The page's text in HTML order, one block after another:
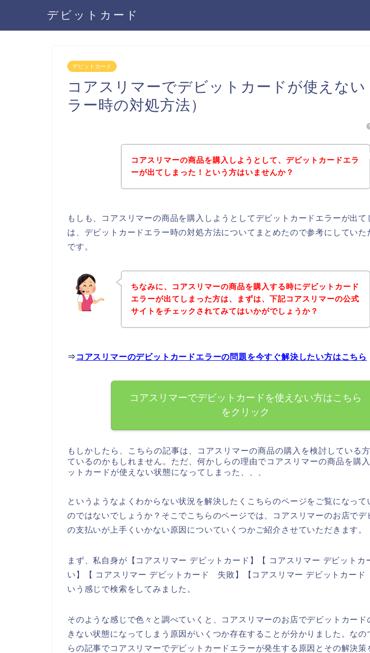
デビットカード
デビットカード
コアスリマーでデビットカードが使えない
ラー時の対処方法）
コアスリマーの商品を購入しようとして、デビットカードエラ
ーが出てしまった！という方はいませんか？
もしも、コアスリマーの商品を購入しようとしてデビットカードエラーが出て
は、デビットカードエラー時の対処方法についてまとめたので参考にしていた
です。
ちなみに、コアスリマーの商品を購入する時にデビットカード
エラーが出てしまった方は、まずは、下記コアスリマーの公式
サイトをチェックされてみてはいかがでしょうか？
⇒ コアスリマーのデビットカードエラーの問題を今すぐ解決したい方はこちら
コアスリマーでデビットカードを使えない方はこちら
をクリック
もしかしたら、こちらの記事は、コアスリマーの商品の購入を検討している
ているのかもしれません。ただ、何かしらの理由でコアスリマーの商品を購
ットカードが使えない状態になってしまった、、、
というようなよくわからない状況を解決したくこちらのページをご覧になって
のではないでしょうか？そこでこちらのページでは、コアスリマーのお店でデ
の支払いが上手くいかない原因についていくつかご紹介させていただきます。
まず、私自身が【コアスリマー デビットカード】【 コアスリマー デビット
い】【 コアスリマー デビットカード 失敗】【コアスリマー デビットカー
いう感じで検索をしてみました。
そのような感じで色々と調べていくと、コアスリマーのお店でデビットカード
きない状態になってしまう原因がいくつか存在することが分かりました。なの
らの記事でコアスリマーでデビットカードエラーが発生する原因とその解決策